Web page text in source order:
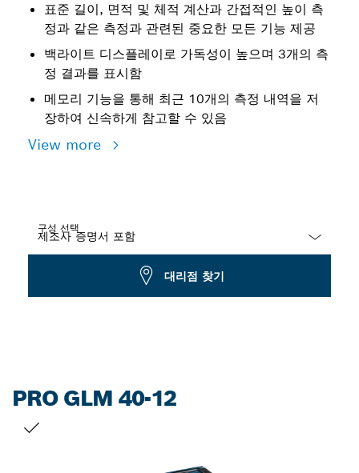
표준 길이, 면적 및 체적 계산과 간접적인 높이 측
정과 같은 측정과 관련된 중요한 모든 기능 제공
백라이트 디스플레이로 가독성이 높으며 3개의 측
정 결과를 표시함
메모리 기능을 통해 최근 10개의 측정 내역을 저
장하여 신속하게 참고할 수 있음
View more
구성 선택
대리점 찾기
PRO GLM 40-12